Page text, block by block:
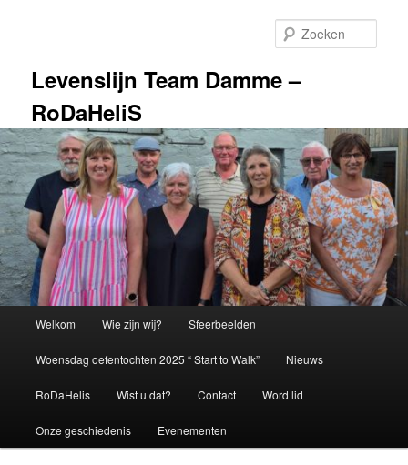
inhoudLevenslijn Team Damme –
RoDaHeliS
Welkom Wie zijn wij? Sfeerbeelden
Woensdag oefentochten 2025 “ Start to Walk” Nieuws
RoDaHelis Wist u dat? Contact Word lid
Onze geschiedenis Evenementen